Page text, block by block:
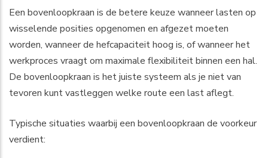
Een bovenloopkraan is de betere keuze wanneer lasten op
wisselende posities opgenomen en afgezet moeten
worden, wanneer de hefcapaciteit hoog is, of wanneer het
werkproces vraagt om maximale flexibiliteit binnen een hal.
De bovenloopkraan is het juiste systeem als je niet van
tevoren kunt vastleggen welke route een last aflegt.
Typische situaties waarbij een bovenloopkraan de voorkeur
verdient: